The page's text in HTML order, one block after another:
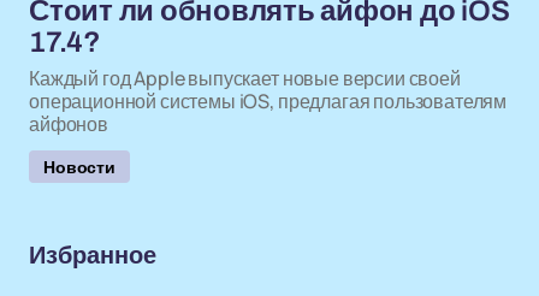
Стоит ли обновлять айфон до iOS
17.4?
Каждый год Apple выпускает новые версии своей
операционной системы iOS, предлагая пользователям
айфонов
Новости
Избранное